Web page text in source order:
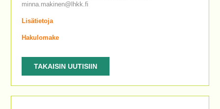
minna.makinen@lhkk.fi
Lisätietoja
Hakulomake
TAKAISIN UUTISIIN